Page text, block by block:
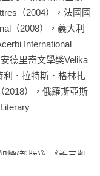
（2004），法國國
（2008），義大利
International
德里奇文學獎Velika
利．拉特斯．格林扎
2018），俄羅斯亞斯
煙(新版)》《許三觀
版)》《第七天(全